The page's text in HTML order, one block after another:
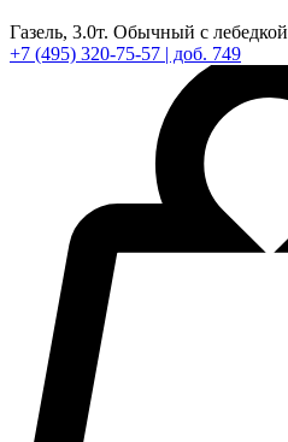
Газель, 3.0т. Обычный с лебедкой
+7 (495) 320-75-57 | доб. 749